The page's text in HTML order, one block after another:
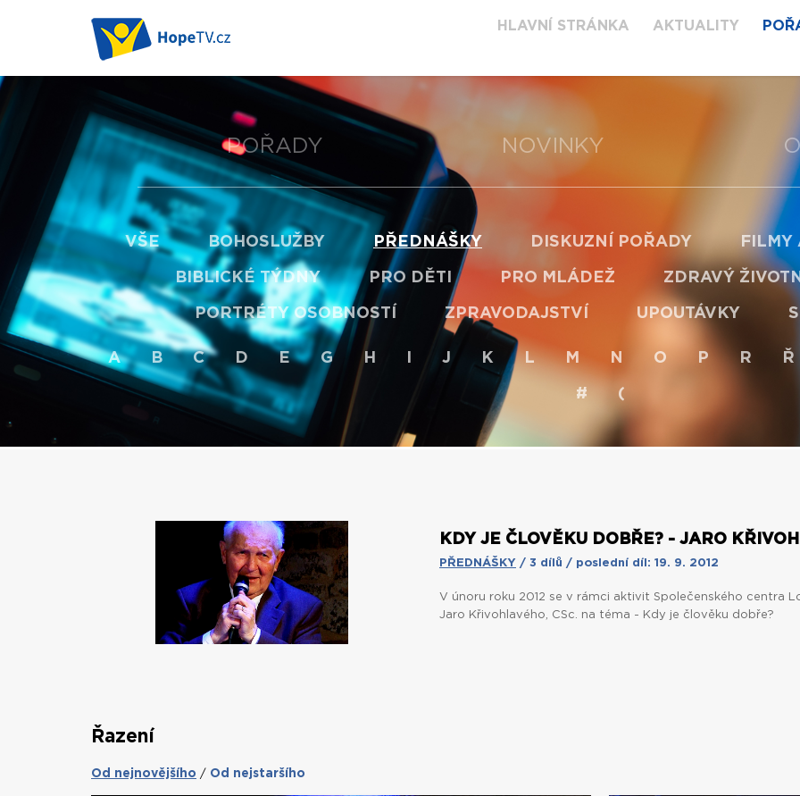
HLAVNÍ STRÁNKA AKTUALITY
POŘADY NOVINKY
VŠE BOHOSLUŽBY PŘEDNÁŠKY DISKUZNÍ POŘADY FILMY
BIBLICKÉ TÝDNY PRO DĚTI PRO MLÁDEŽ ZDRAVÝ
PORTRÉTY OSOBNOSTÍ ZPRAVODAJSTVÍ UPOUTÁVKY
A B C D E G H J K L M N O P R Ř
# (
KDY JE ČLOVĚKU DOBŘE? - JARO
PŘEDNÁŠKY / 3 dílů / poslední díl: 19. 9. 2012
V únoru roku 2012 se v rámci aktivit Společenského centra
Jaro Křivohlavého, CSc. na téma - Kdy je člověku dobře?
Řazení
Od nejnovějšího / Od nejstaršího